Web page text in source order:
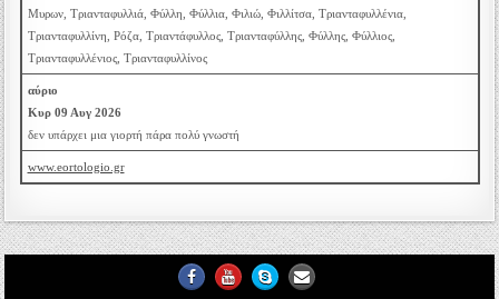
Μυρων, Τριανταφυλλιά, Φύλλη, Φύλλια, Φιλιώ, Φιλλίτσα, Τριανταφυλλένια,
Τριανταφυλλίνη, Ρόζα, Τριαντάφυλλος, Τριανταφύλλης, Φύλλης, Φύλλιος,
Τριανταφυλλένιος, Τριανταφυλλίνος
αύριο
Κυρ 09 Αυγ 2026
δεν υπάρχει μια γιορτή πάρα πολύ γνωστή
www.eortologio.gr
Facebook
YoutubeSkypeEmail Us